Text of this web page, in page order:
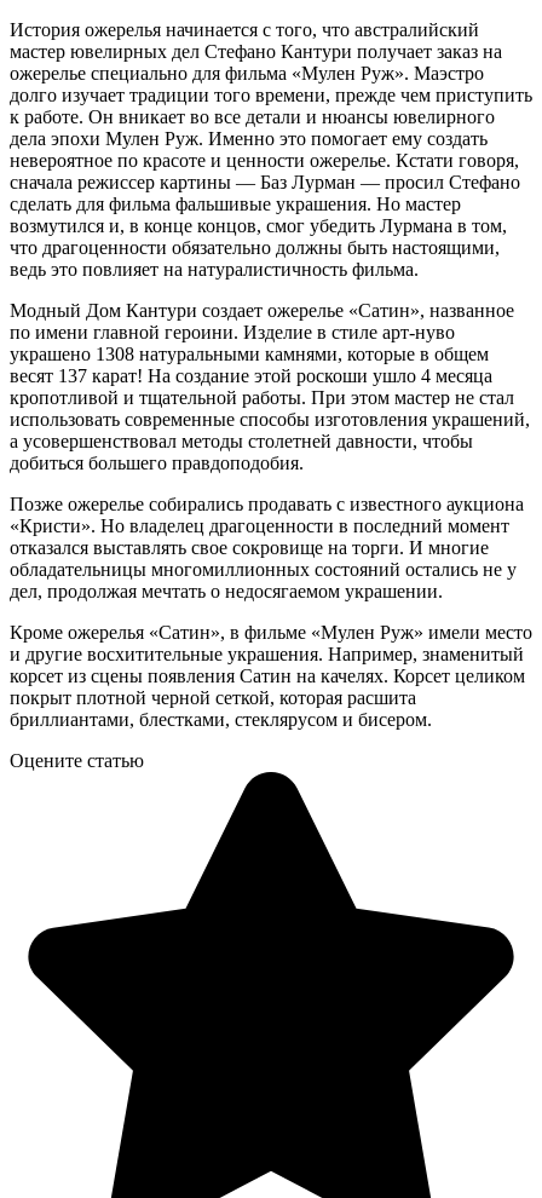
История ожерелья начинается с того, что австралийский
мастер ювелирных дел Стефано Кантури получает заказ на
ожерелье специально для фильма «Мулен Руж». Маэстро
долго изучает традиции того времени, прежде чем приступить
к работе. Он вникает во все детали и нюансы ювелирного
дела эпохи Мулен Руж. Именно это помогает ему создать
невероятное по красоте и ценности ожерелье. Кстати говоря,
сначала режиссер картины — Баз Лурман — просил Стефано
сделать для фильма фальшивые украшения. Но мастер
возмутился и, в конце концов, смог убедить Лурмана в том,
что драгоценности обязательно должны быть настоящими,
ведь это повлияет на натуралистичность фильма.
Модный Дом Кантури создает ожерелье «Сатин», названное
по имени главной героини. Изделие в стиле арт-нуво
украшено 1308 натуральными камнями, которые в общем
весят 137 карат! На создание этой роскоши ушло 4 месяца
кропотливой и тщательной работы. При этом мастер не стал
использовать современные способы изготовления украшений,
а усовершенствовал методы столетней давности, чтобы
добиться большего правдоподобия.
Позже ожерелье собирались продавать с известного аукциона
«Кристи». Но владелец драгоценности в последний момент
отказался выставлять свое сокровище на торги. И многие
обладательницы многомиллионных состояний остались не у
дел, продолжая мечтать о недосягаемом украшении.
Кроме ожерелья «Сатин», в фильме «Мулен Руж» имели место
и другие восхитительные украшения. Например, знаменитый
корсет из сцены появления Сатин на качелях. Корсет целиком
покрыт плотной черной сеткой, которая расшита
бриллиантами, блестками, стеклярусом и бисером.
Оцените статью